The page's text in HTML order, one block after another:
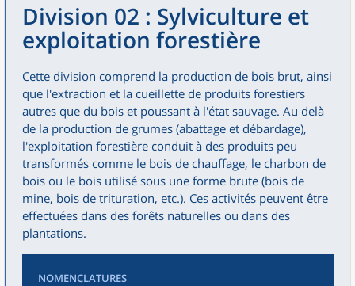
Division 02 : Sylviculture et
exploitation forestière
Cette division comprend la production de bois brut, ainsi
que l'extraction et la cueillette de produits forestiers
autres que du bois et poussant à l'état sauvage. Au delà
de la production de grumes (abattage et débardage),
l'exploitation forestière conduit à des produits peu
transformés comme le bois de chauffage, le charbon de
bois ou le bois utilisé sous une forme brute (bois de
mine, bois de trituration, etc.). Ces activités peuvent être
effectuées dans des forêts naturelles ou dans des
plantations.
NOMENCLATURES